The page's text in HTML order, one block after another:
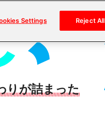
りが詰まった
Settings Reject All